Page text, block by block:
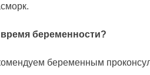
беременности?
беременным